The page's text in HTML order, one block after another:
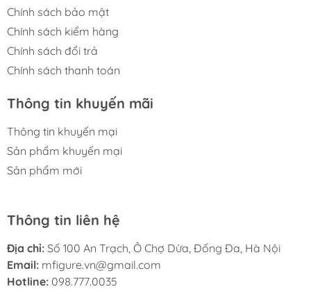
Chính sách bảo mật
Chính sách kiểm hàng
Chính sách đổi trả
Chính sách thanh toán
Thông tin khuyến mãi
Thông tin khuyến mại
Sản phẩm khuyến mại
Sản phẩm mới
Thông tin liên hệ
Địa chỉ: Số 100 An Trạch, Ô Chợ Dừa, Đống Đa, Hà Nội
Email: mfigure.vn@gmail.com
Hotline: 098.777.0035